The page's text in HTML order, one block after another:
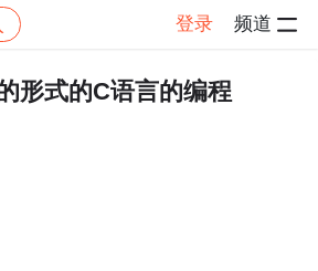
登录 频道
帖子详情
形式的C语言的编程